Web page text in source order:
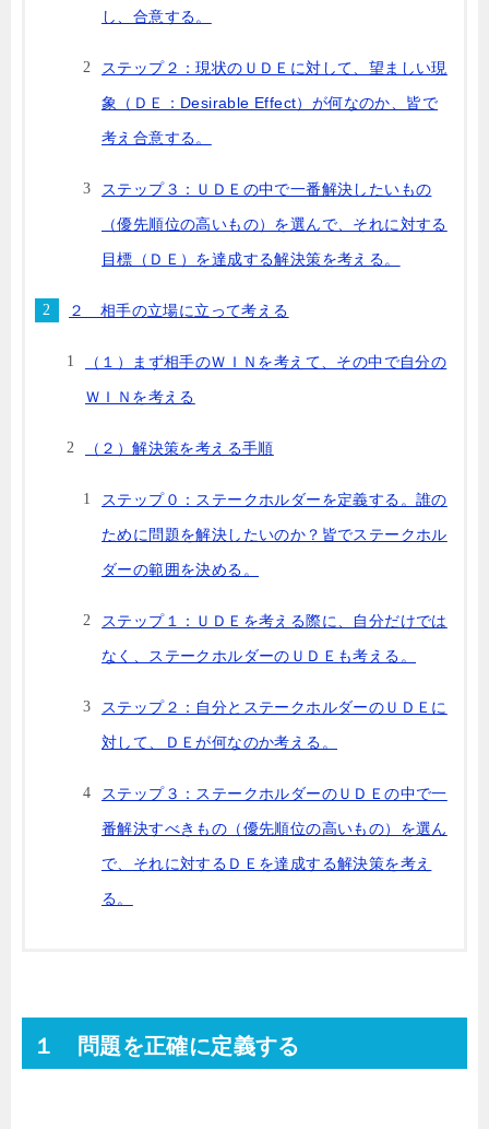
し、合意する。
ステップ２：現状のＵＤＥに対して、望ましい現
象（ＤＥ：Desirable Effect）が何なのか、皆で
考え合意する。
ステップ３：ＵＤＥの中で一番解決したいもの
（優先順位の高いもの）を選んで、それに対する
目標（ＤＥ）を達成する解決策を考える。
２ 相手の立場に立って考える
（１）まず相手のＷＩＮを考えて、その中で自分の
ＷＩＮを考える
（２）解決策を考える手順
ステップ０：ステークホルダーを定義する。誰の
ために問題を解決したいのか？皆でステークホル
ダーの範囲を決める。
ステップ１：ＵＤＥを考える際に、自分だけでは
なく、ステークホルダーのＵＤＥも考える。
ステップ２：自分とステークホルダーのＵＤＥに
対して、ＤＥが何なのか考える。
ステップ３：ステークホルダーのＵＤＥの中で一
番解決すべきもの（優先順位の高いもの）を選ん
で、それに対するＤＥを達成する解決策を考え
る。
１ 問題を正確に定義する